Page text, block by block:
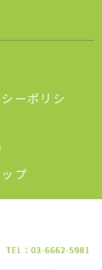
ーポリシ
プ